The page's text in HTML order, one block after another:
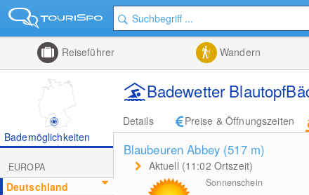
Reiseführer Wandern
Badewetter
Details Preise & Öffnungszeiten
Bademöglichkeiten
EUROPA
Deutschland
Blaubeuren Abbey (517 m)
Aktuell (11:02 Ortszeit)
Sonnenschein